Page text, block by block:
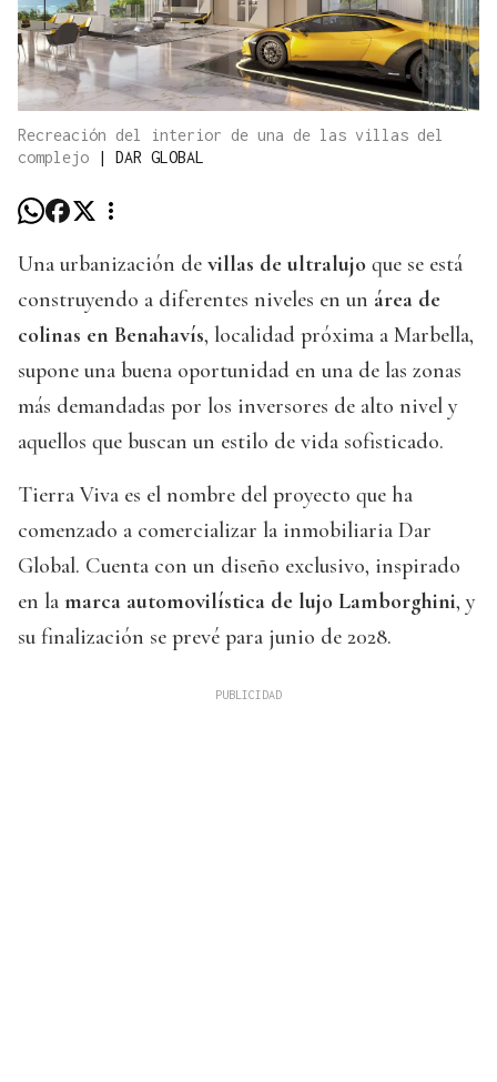
Recreación del interior de una de las villas del
complejo
| DAR GLOBAL
Una urbanización de villas de ultralujo que se está
construyendo a diferentes niveles en un área de
colinas en Benahavís, localidad próxima a Marbella,
supone una buena oportunidad en una de las zonas
más demandadas por los inversores de alto nivel y
aquellos que buscan un estilo de vida sofisticado.
Tierra Viva es el nombre del proyecto que ha
comenzado a comercializar la inmobiliaria Dar
Global. Cuenta con un diseño exclusivo, inspirado
en la marca automovilística de lujo Lamborghini, y
su finalización se prevé para junio de 2028.